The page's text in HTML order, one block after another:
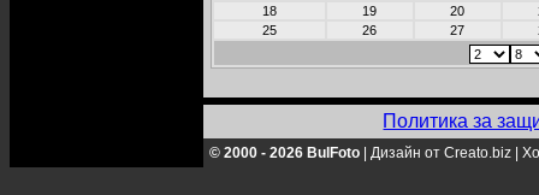
18
19 20
25
26 27
Политика за
© 2000 - 2026 BulFoto Дизайн от Creato.biz